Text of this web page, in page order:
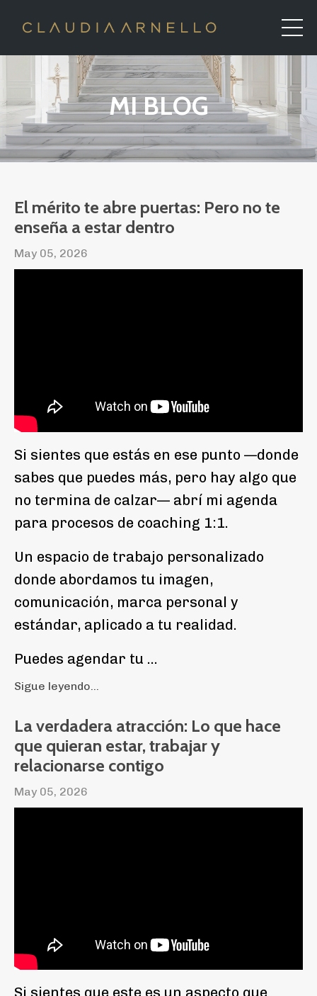
MI BLOG
El mérito te abre puertas: Pero no te
enseña a estar dentro
May 05, 2026
Si sientes que estás en ese punto —donde
sabes que puedes más, pero hay algo que
no termina de calzar— abrí mi agenda
para procesos de coaching 1:1.
Un espacio de trabajo personalizado
donde abordamos tu imagen,
comunicación, marca personal y
estándar, aplicado a tu realidad.
Puedes agendar tu ...
Sigue leyendo...
La verdadera atracción: Lo que hace
que quieran estar, trabajar y
relacionarse contigo
May 05, 2026